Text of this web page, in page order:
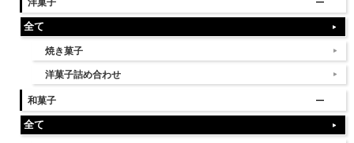
洋菓子
全て
焼き菓子
洋菓子詰め合わせ
和菓子
全て